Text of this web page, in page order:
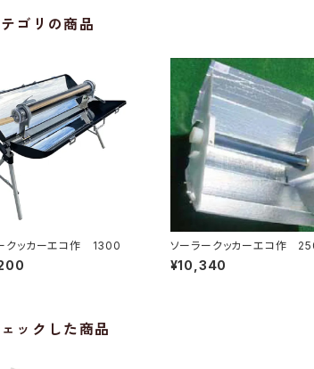
ゴリの商品
クッカーエコ作 1300 ソーラークッカーエコ作
¥10,340
ックした商品